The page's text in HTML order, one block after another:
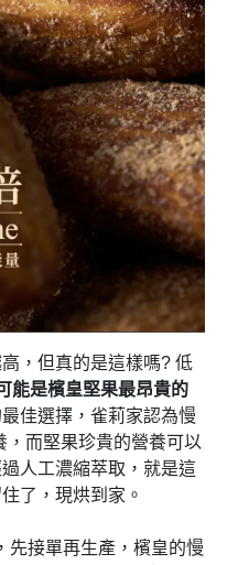
，但真的是這樣嗎? 低
能是檳皇堅果最昂貴的
佳選擇，雀莉家認為慢
而堅果珍貴的營養可以
人工濃縮萃取，就是這
了，現烘到家。
，先接單再生產，檳皇的慢